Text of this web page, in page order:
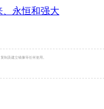
永恒和强大
制及建立镜像等任何使用。